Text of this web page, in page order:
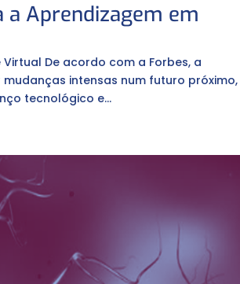
a Aprendizagem em
De acordo com a Forbes, a
intensas num futuro próximo,
tecnológico e...